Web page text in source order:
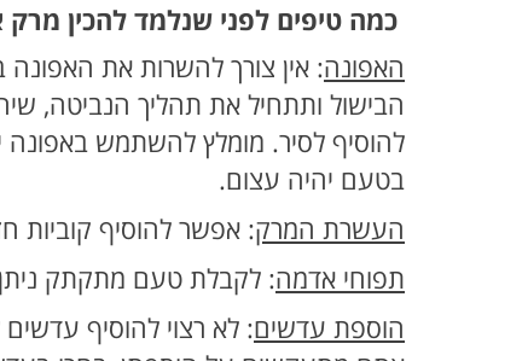
כמה טיפים לפני שנלמד להכין
האפונה: אין צורך להשרות את
הבישול ותתחיל את תהליך הנביטה,
להוסיף לסיר. מומלץ להשתמש
בטעם יהיה עצום.
העשרת המרק: אפשר להוסיף קוביות
תפוחי אדמה: לקבלת טעם מתקתק
הוספת עדשים: לא רצוי להוסיף